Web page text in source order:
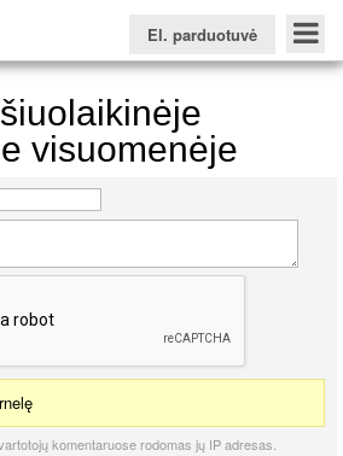
El. parduotuvė
datos Apie studijas užsienyje Testai
visuomenėje
komentaruose rodomas jų IP adresas.